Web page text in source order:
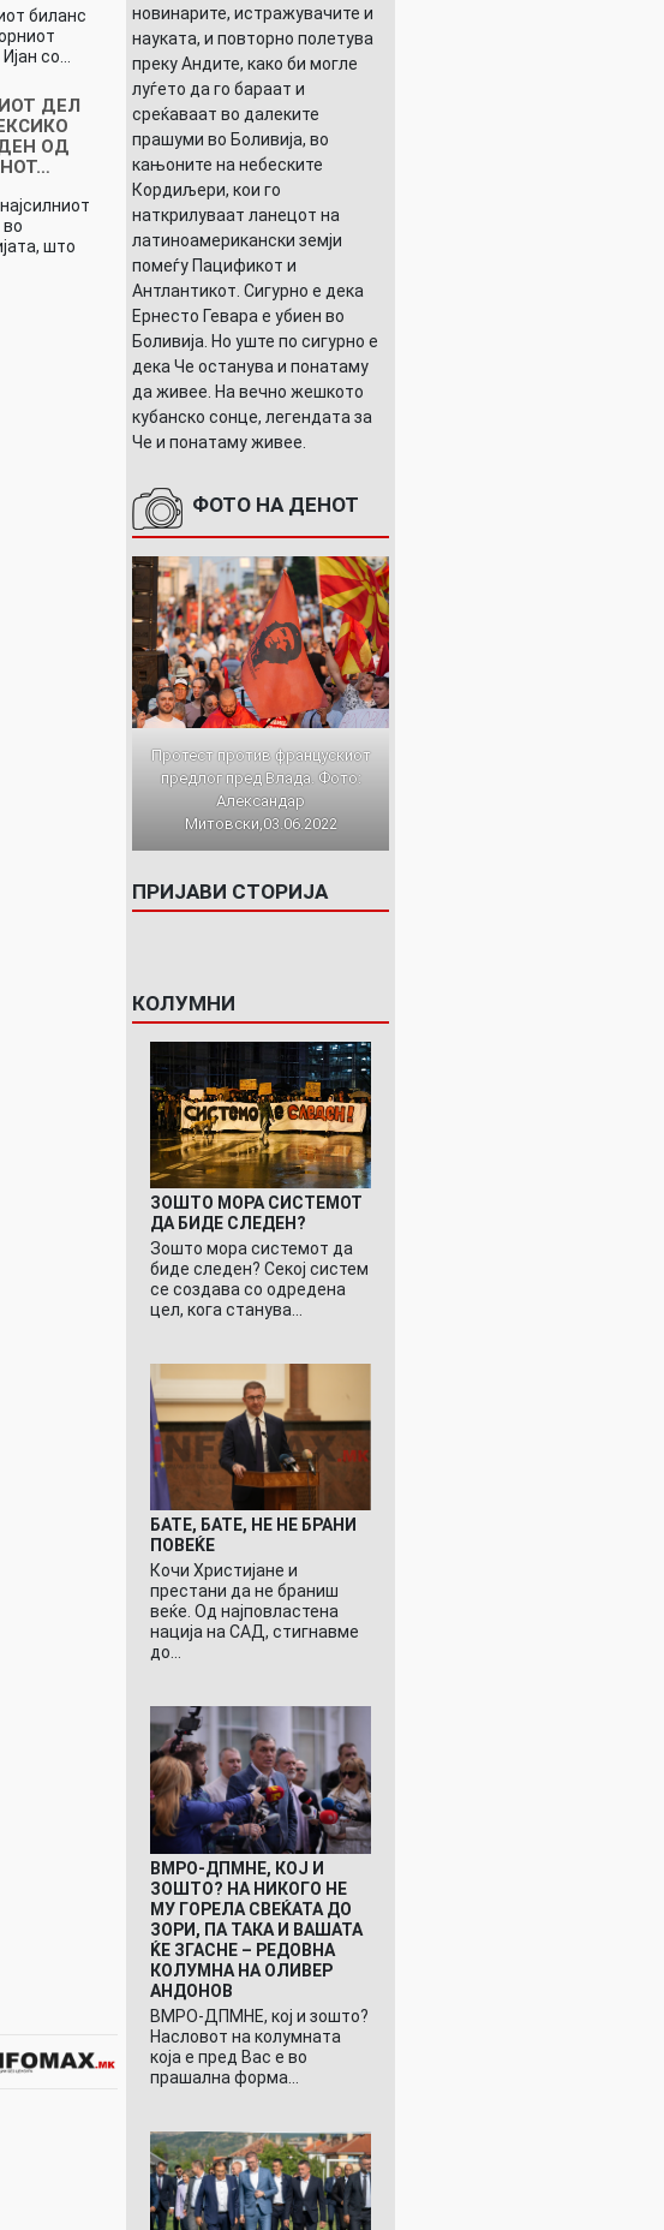
биланс
со…
ДЕЛ
ОД
во
што
новинарите, истражувачите и
науката, и повторно полетува
преку Андите, како би могле
луѓето да го бараат и
среќаваат во далеките
прашуми во Боливија, во
кањоните на небеските
Кордиљери, кои го
наткрилуваат ланецот на
латиноамерикански земји
помеѓу Пацификот и
Антлантикот. Сигурно е дека
Ернесто Гевара е убиен во
Боливија. Но уште по сигурно е
дека Че останува и понатаму
да живее. На вечно жешкото
кубанско сонце, легендата за
Че и понатаму живее.
ФОТО НА ДЕНОТ
Протест против францускиот
предлог пред Влада. Фото:
Александар
Митовски,03.06.2022
ПРИЈАВИ СТОРИЈА
КОЛУМНИ
ЗОШТО МОРА СИСТЕМОТ
ДА БИДЕ СЛЕДЕН?
Зошто мора системот да
биде следен? Секој систем
се создава со одредена
цел, кога станува…
БАТЕ, БАТЕ, НЕ НЕ БРАНИ
ПОВЕЌЕ
Кочи Христијане и
престани да не браниш
веќе. Од најповластена
нација на САД, стигнавме
до…
ВМРО-ДПМНЕ, КОЈ И
ЗОШТО? НА НИКОГО НЕ
МУ ГОРЕЛА СВЕЌАТА ДО
ЗОРИ, ПА ТАКА И ВАШАТА
ЌЕ ЗГАСНЕ – РЕДОВНА
КОЛУМНА НА ОЛИВЕР
АНДОНОВ
ВМРО-ДПМНЕ, кој и зошто?
Насловот на колумната
која е пред Вас е во
прашална форма…